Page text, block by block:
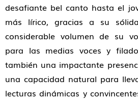
desafiante bel canto hasta el
más lírico, gracias a su
considerable volumen de su
para las medias voces y
también una impactante
una capacidad natural para
lecturas dinámicas y